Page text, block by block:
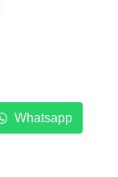
Whatsapp